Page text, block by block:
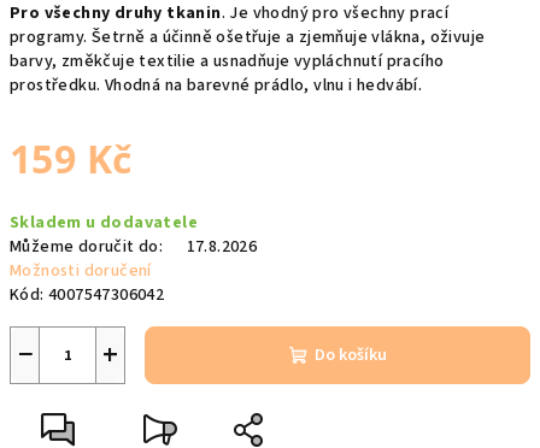
Pro všechny druhy tkanin. Je vhodný pro všechny prací
programy. Šetrně a účinně ošetřuje a zjemňuje vlákna, oživuje
barvy, změkčuje textilie a usnadňuje vypláchnutí pracího
prostředku. Vhodná na barevné prádlo, vlnu i hedvábí.
159 Kč
cena:
Skladem u dodavatele
Můžeme doručit do:
17.8.2026
Možnosti doručení
Kód: 4007547306042
+
− Do košíku